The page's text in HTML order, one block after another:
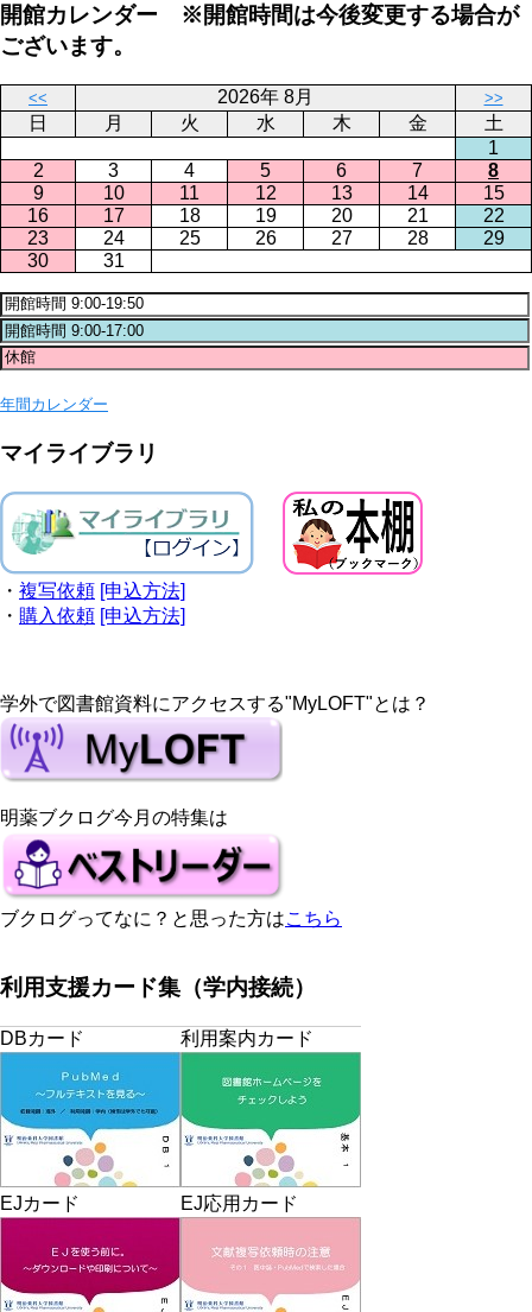
開館カレンダー ※開館時間は今後変更する場合が
ございます。
<< 2026年 8月 >>
日 月 火 水 木 金
土
1
2
3 4 5 6 7
8
9
10 11 12 13 14
15
16
17 18 19 20 21
22
23
24 25 26 27 28
29
30
31
年間カレンダー
マイライブラリ
・ 複写依頼 [申込方法]
・ 購入依頼 [申込方法]
学外で図書館資料にアクセスする"MyLOFT"とは？
明薬ブクログ今月の特集は
ブクログってなに？と思った方はこちら
利用支援カード集（学内接続）
DBカード 利用案内カード
EJカード EJ応用カード